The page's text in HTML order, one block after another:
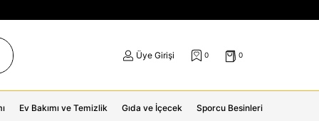
Üye Girişi 0 0
Ev Bakımı ve Temizlik Gıda ve İçecek Sporcu Besinleri